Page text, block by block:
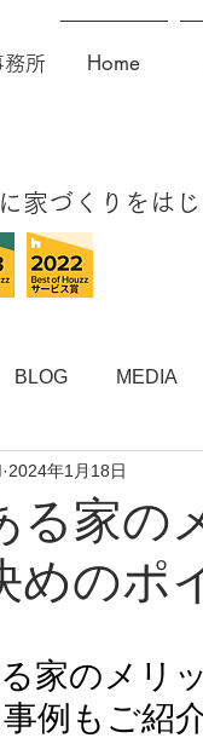
Home
務所
家づくりをは
BLOG MEDIA
る家の
めのポ
2024年1月18日
家のメリ
例もご紹